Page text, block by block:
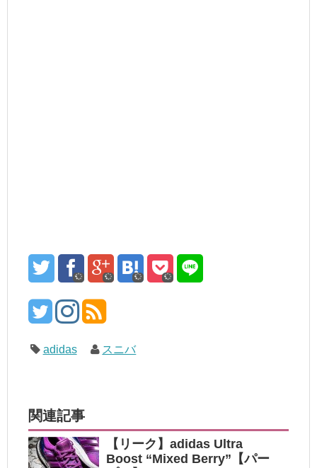
adidas スニバ
関連記事
【リーク】adidas Ultra
Boost “Mixed Berry”【パー